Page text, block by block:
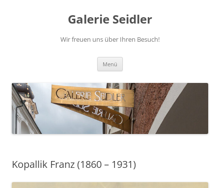
Galerie Seidler
Wir freuen uns über Ihren Besuch!
Menü
Kopallik Franz (1860 – 1931)